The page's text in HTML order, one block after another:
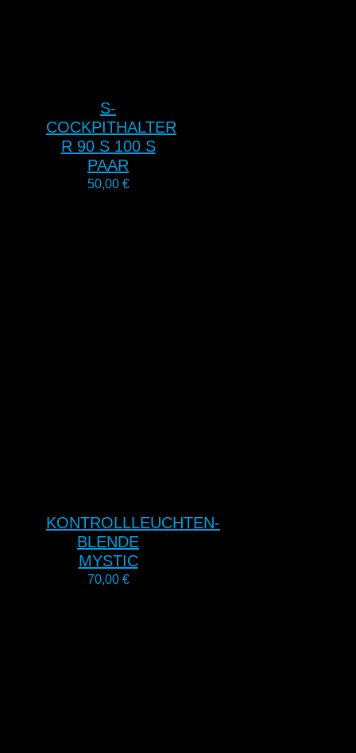
S-
COCKPITHALTER
R 90 S 100 S
PAAR
50,00 €
KONTROLLLEUCHTEN-
BLENDE
MYSTIC
70,00 €